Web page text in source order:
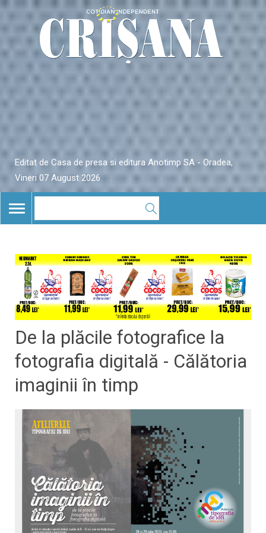
Editat de Casa de presa si editura Anotimp SA - Oradea,
Vineri 07 August 2026
TOGGLE
NAVIGATION
De la plăcile fotografice la
fotografia digitală - Călătoria
imaginii în timp